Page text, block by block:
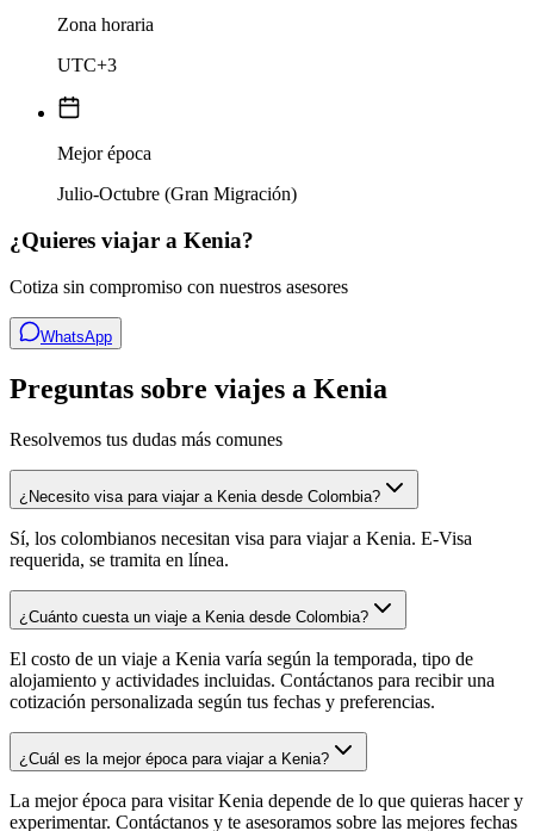
Zona horaria
UTC+3
Mejor época
Julio-Octubre (Gran Migración)
¿Quieres viajar a Kenia?
Cotiza sin compromiso con nuestros asesores
WhatsApp
Preguntas sobre viajes a Kenia
Resolvemos tus dudas más comunes
¿Necesito visa para viajar a Kenia desde Colombia?
Sí, los colombianos necesitan visa para viajar a Kenia. E-Visa
requerida, se tramita en línea.
¿Cuánto cuesta un viaje a Kenia desde Colombia?
El costo de un viaje a Kenia varía según la temporada, tipo de
alojamiento y actividades incluidas. Contáctanos para recibir una
cotización personalizada según tus fechas y preferencias.
¿Cuál es la mejor época para viajar a Kenia?
La mejor época para visitar Kenia depende de lo que quieras hacer y
experimentar. Contáctanos y te asesoramos sobre las mejores fechas